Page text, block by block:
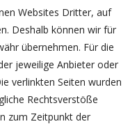
Websites Dritter, auf
Deshalb können wir für
übernehmen. Für die
jeweilige Anbieter oder
verlinkten Seiten wurden
Rechtsverstöße
zum Zeitpunkt der